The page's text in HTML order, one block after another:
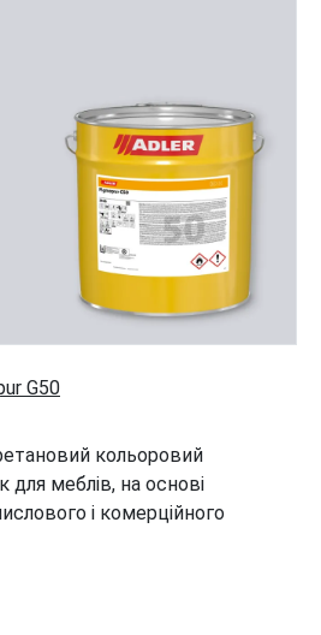
G50
кольоровий
меблів, на основі
і комерційного